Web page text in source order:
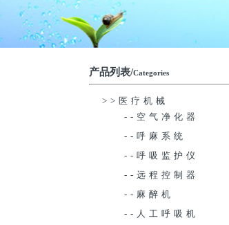
产品列表/Categories
>>医疗机械
--空气净化器
--呼麻系统
--呼吸监护仪
--远程控制器
--麻醉机
--人工呼吸机